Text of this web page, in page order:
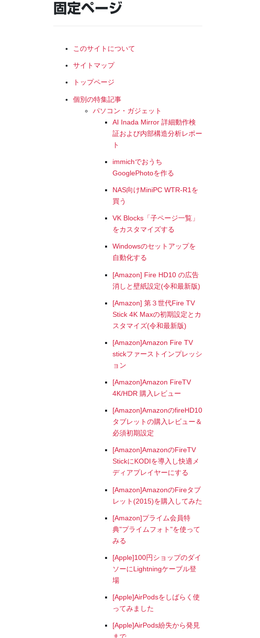
固定ページ
このサイトについて
サイトマップ
トップページ
個別の特集記事
パソコン・ガジェット
AI Inada Mirror 詳細動作検
証および内部構造分析レポー
ト
immichでおうち
GooglePhotoを作る
NAS向けMiniPC WTR-R1を
買う
VK Blocks「子ページ一覧」
をカスタマイズする
Windowsのセットアップを
自動化する
[Amazon] Fire HD10 の広告
消しと壁紙設定(令和最新版)
[Amazon] 第３世代Fire TV
Stick 4K Maxの初期設定とカ
スタマイズ(令和最新版)
[Amazon]Amazon Fire TV
stickファーストインプレッシ
ョン
[Amazon]Amazon FireTV
4K/HDR 購入レビュー
[Amazon]AmazonのfireHD10
タブレットの購入レビュー＆
必須初期設定
[Amazon]AmazonのFireTV
StickにKODIを導入し快適メ
ディアプレイヤーにする
[Amazon]AmazonのFireタブ
レット(2015)を購入してみた
[Amazon]プライム会員特
典"プライムフォト"を使って
みる
[Apple]100円ショップのダイ
ソーにLightningケーブル登
場
[Apple]AirPodsをしばらく使
ってみました
[Apple]AirPods紛失から発見